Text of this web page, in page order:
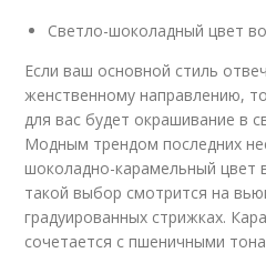
Светло-шоколадный цвет
Если ваш основной стиль
женственному направлению,
для вас будет окрашивание в
Модным трендом последних
шоколадно-карамельный цвет
такой выбор смотрится на
градуированных стрижках.
сочетается с пшеничными